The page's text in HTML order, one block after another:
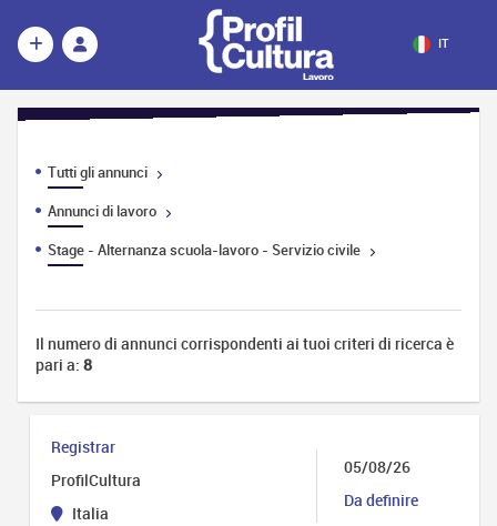
IT
Tutti gli annunci
Annunci di lavoro
Stage - Alternanza scuola-lavoro - Servizio civile
Il numero di annunci corrispondenti ai tuoi criteri di ricerca è
pari a: 8
Registrar
ProfilCultura
Italia
05/08/26
Da definire